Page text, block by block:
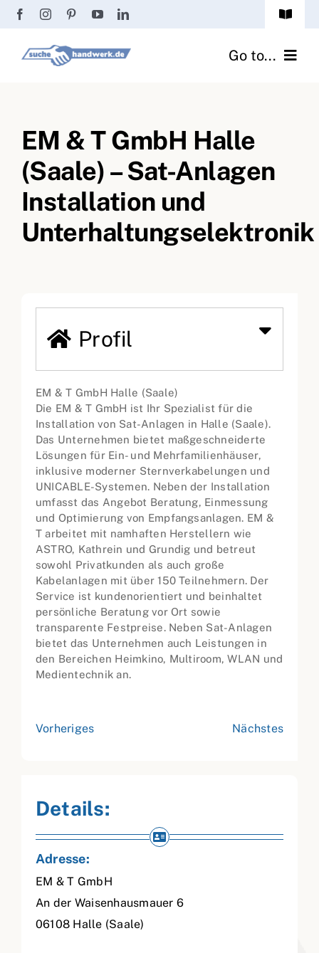
Zum
springen
Toggle
Passwort vergessen? Go to...
Fliesenrechner
Handwerker Ratgeber
Wir über uns
EM & T GmbH Halle
(Saale) – Sat-Anlagen
Installation und
Unterhaltungselektronik
Profil
EM & T GmbH Halle (Saale)
Die EM & T GmbH ist Ihr Spezialist für die
Installation von Sat-Anlagen in Halle (Saale).
Das Unternehmen bietet maßgeschneiderte
Lösungen für Ein- und Mehrfamilienhäuser,
inklusive moderner Sternverkabelungen und
UNICABLE-Systemen. Neben der Installation
umfasst das Angebot Beratung, Einmessung
und Optimierung von Empfangsanlagen. EM &
T arbeitet mit namhaften Herstellern wie
ASTRO, Kathrein und Grundig und betreut
sowohl Privatkunden als auch große
Kabelanlagen mit über 150 Teilnehmern. Der
Service ist kundenorientiert und beinhaltet
persönliche Beratung vor Ort sowie
transparente Festpreise. Neben Sat-Anlagen
bietet das Unternehmen auch Leistungen in
den Bereichen Heimkino, Multiroom, WLAN und
Medientechnik an.
Vorheriges Nächstes
Details:
Adresse:
EM & T GmbH
An der Waisenhausmauer 6
06108 Halle (Saale)